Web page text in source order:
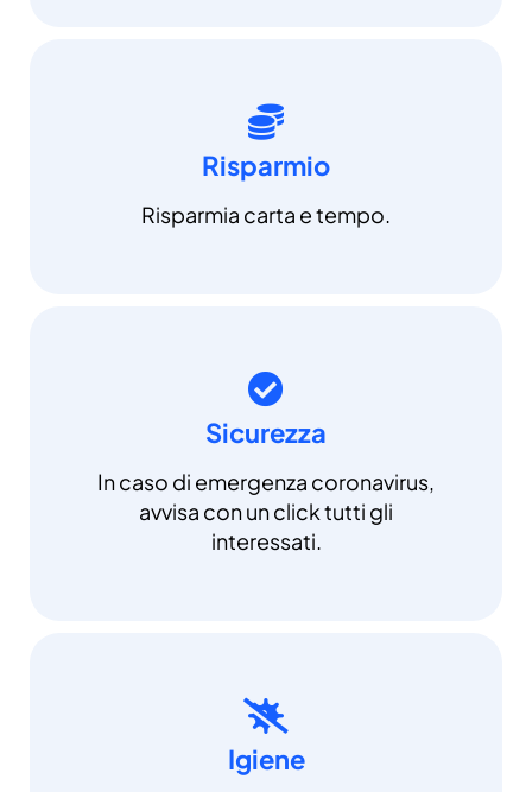
Risparmio
Risparmia carta e tempo.
Sicurezza
In caso di emergenza coronavirus,
avvisa con un click tutti gli
interessati.
Igiene